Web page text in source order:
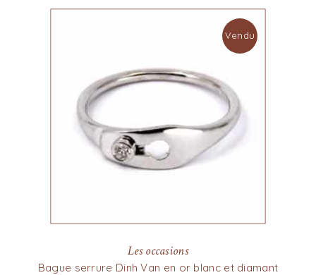
Vendu
Les occasions
Bague serrure Dinh Van en or blanc et diamant